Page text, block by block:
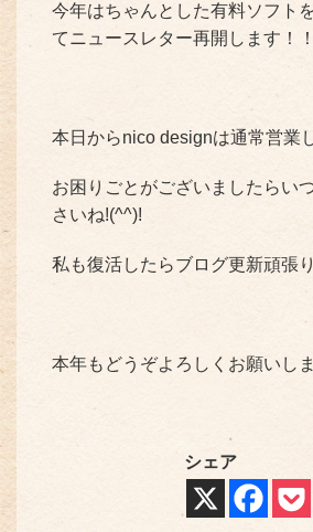
今年はちゃんとした有料ソフト
てニュースレター再開します！！
本日からnico designは通常営業
お困りごとがございましたらい
さいね!(^^)!
私も復活したらブログ更新頑張
本年もどうぞよろしくお願い
シェア